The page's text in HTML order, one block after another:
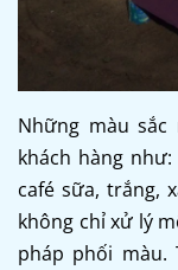
Những màu
khách hàng
café sữa, trắng,
không chỉ xử lý
pháp phối màu.